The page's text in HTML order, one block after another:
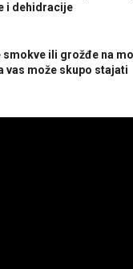
i dehidracije
smokve ili grožđe na
vas može skupo stajati